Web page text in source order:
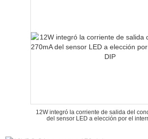
12W integró la corriente de salida del
del sensor LED a elección por el